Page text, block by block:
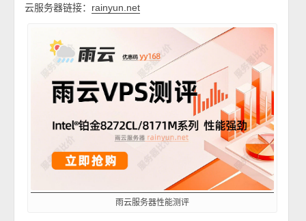
云服务器链接：
rainyun.net
雨云服务器性能测评